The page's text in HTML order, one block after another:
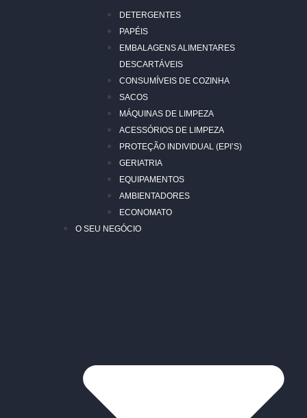
DETERGENTES
PAPÉIS
EMBALAGENS ALIMENTARES
DESCARTÁVEIS
CONSUMÍVEIS DE COZINHA
SACOS
MÁQUINAS DE LIMPEZA
ACESSÓRIOS DE LIMPEZA
PROTEÇÃO INDIVIDUAL (EPI’S)
GERIATRIA
EQUIPAMENTOS
AMBIENTADORES
ECONOMATO
O SEU NEGÓCIO